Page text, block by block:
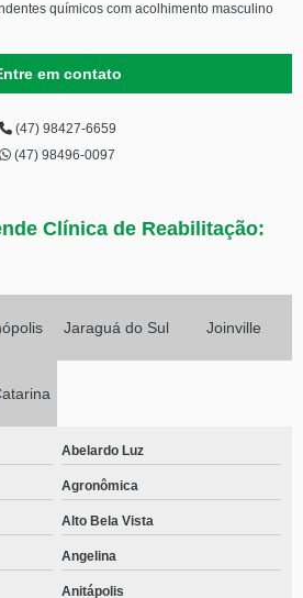
químicos com acolhimento masculino
em contato
(47) 98427-6659
(47) 98496-0097
Clínica de Reabilitação:
Jaraguá do Sul Joinville
Abelardo Luz
Agronômica
Alto Bela Vista
Angelina
Anitápolis